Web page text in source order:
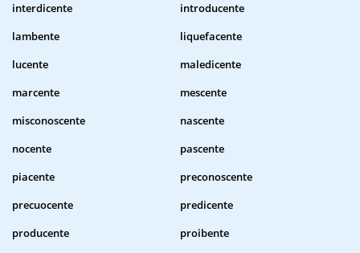
interdicente
introducente
lambente
liquefacente
lucente
maledicente
marcente
mescente
misconoscente
nascente
nocente
pascente
piacente
preconoscente
precuocente
predicente
producente
proibente